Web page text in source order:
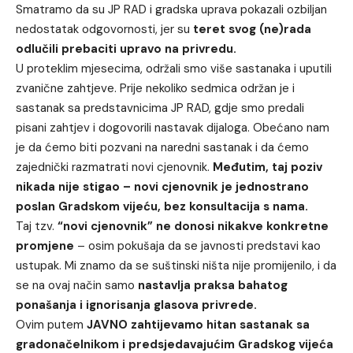
Smatramo da su JP RAD i gradska uprava pokazali ozbiljan
nedostatak odgovornosti, jer su teret svog (ne)rada
odlučili prebaciti upravo na privredu.
U proteklim mjesecima, održali smo više sastanaka i uputili
zvanične zahtjeve. Prije nekoliko sedmica održan je i
sastanak sa predstavnicima JP RAD, gdje smo predali
pisani zahtjev i dogovorili nastavak dijaloga. Obećano nam
je da ćemo biti pozvani na naredni sastanak i da ćemo
zajednički razmatrati novi cjenovnik. Međutim, taj poziv
nikada nije stigao – novi cjenovnik je jednostrano
poslan Gradskom vijeću, bez konsultacija s nama.
Taj tzv. “novi cjenovnik” ne donosi nikakve konkretne
promjene – osim pokušaja da se javnosti predstavi kao
ustupak. Mi znamo da se suštinski ništa nije promijenilo, i da
se na ovaj način samo nastavlja praksa bahatog
ponašanja i ignorisanja glasova privrede.
Ovim putem JAVNO zahtijevamo hitan sastanak sa
gradonačelnikom i predsjedavajućim Gradskog vijeća